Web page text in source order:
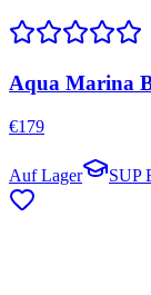
Aqua Marina
€179
Auf Lager SUP